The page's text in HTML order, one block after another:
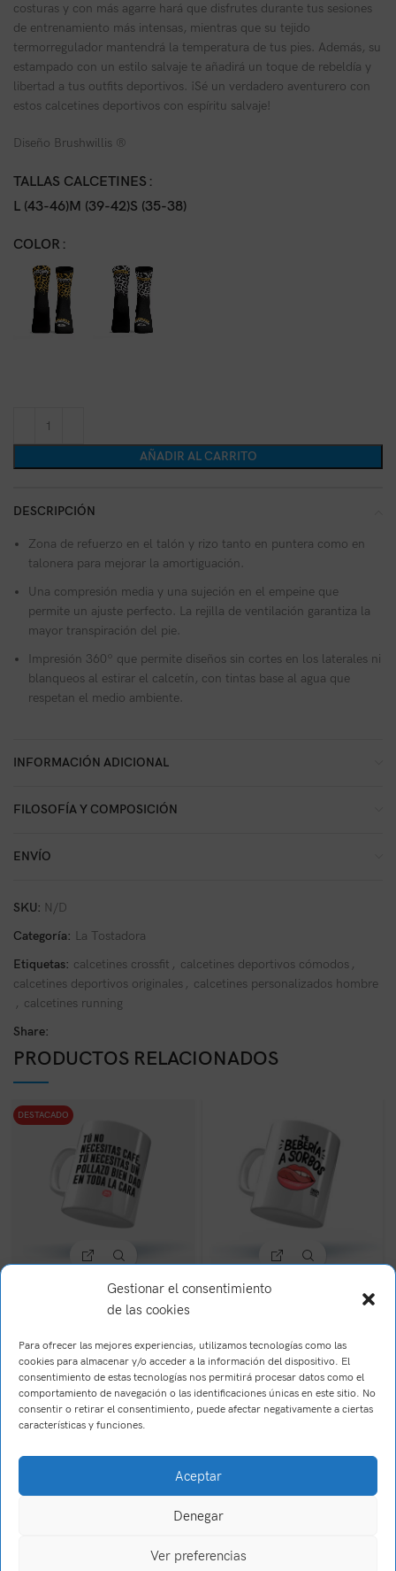
Gestionar el consentimiento
de las cookies
Para ofrecer las mejores experiencias, utilizamos tecnologías como las
cookies para almacenar y/o acceder a la información del dispositivo. El
consentimiento de estas tecnologías nos permitirá procesar datos como el
comportamiento de navegación o las identificaciones únicas en este sitio. No
consentir o retirar el consentimiento, puede afectar negativamente a ciertas
características y funciones.
Aceptar
Denegar
Ver preferencias
costuras y con más agarre hará que disfrutes durante tus sesiones
de entrenamiento más intensas, mientras que su tejido
termorregulador mantendrá la temperatura de tus pies. Además, su
estampado con un estilo salvaje te añadirá un toque de rebeldía y
libertad a tus outfits deportivos. ¡Sé un verdadero aventurero con
estos calcetines deportivos con espíritu salvaje!
Diseño Brushwillis ®
TALLAS CALCETINES
L (43-46)M (39-42)S (35-38)
COLOR
AÑADIR AL CARRITO
DESCRIPCIÓN
Zona de refuerzo en el talón y rizo tanto en puntera como en
talonera para mejorar la amortiguación.
Una compresión media y una sujeción en el empeine que
permite un ajuste perfecto. La rejilla de ventilación garantiza la
mayor transpiración del pie.
Impresión 360º que permite diseños sin cortes en los laterales ni
blanqueos al estirar el calcetín, con tintas base al agua que
respetan el medio ambiente.
INFORMACIÓN ADICIONAL
FILOSOFÍA Y COMPOSICIÓN
ENVÍO
SKU: N/D
Categoría: La Tostadora
Etiquetas: calcetines crossfit , calcetines deportivos cómodos ,
calcetines deportivos originales , calcetines personalizados hombre
, calcetines running
Share:
PRODUCTOS RELACIONADOS
DESTACADO
Taza pollazo
12,95 € (IVA Incl.)
Taza Te bebería a
12,90€ (IVA Incl.)
Trabajo realizado por Wake Up! Creations